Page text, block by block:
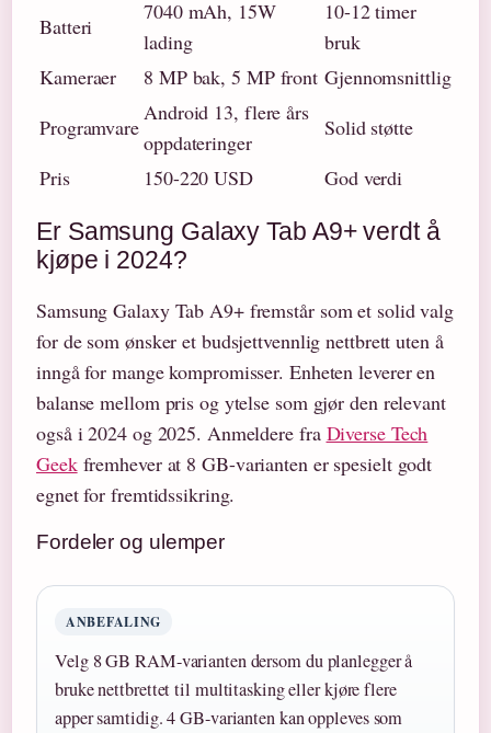
Batteri
7040 mAh, 15W
lading
10-12 timer
bruk
Kameraer
8 MP bak, 5 MP front Gjennomsnittlig
Programvare
Android 13, flere års
oppdateringer
Solid støtte
Pris
150-220 USD God verdi
Er Samsung Galaxy Tab A9+ verdt å
kjøpe i 2024?
Samsung Galaxy Tab A9+ fremstår som et solid valg
for de som ønsker et budsjettvennlig nettbrett uten å
inngå for mange kompromisser. Enheten leverer en
balanse mellom pris og ytelse som gjør den relevant
også i 2024 og 2025. Anmeldere fra Diverse Tech
Geekfremhever at 8 GB-varianten er spesielt godt
egnet for fremtidssikring.
Fordeler og ulemper
ANBEFALING
Velg 8 GB RAM-varianten dersom du planlegger å
bruke nettbrettet til multitasking eller kjøre flere
apper samtidig. 4 GB-varianten kan oppleves som